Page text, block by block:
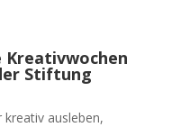
Kreativwochen
Stiftung
ausleben,